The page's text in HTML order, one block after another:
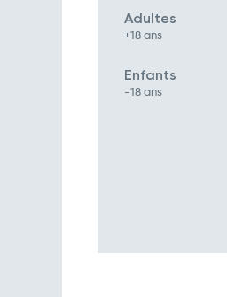
Adultes
+18 ans
Enfants
-18 ans